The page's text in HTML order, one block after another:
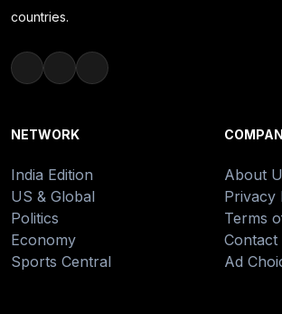
countries.
NETWORK
India Edition
US & Global
Politics
Economy
Sports Central
About
Privacy
Terms
Contact
Ad